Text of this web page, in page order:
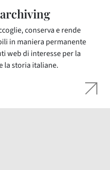
conserva e rende
in maniera permanente
web di interesse per la
la storia italiane.